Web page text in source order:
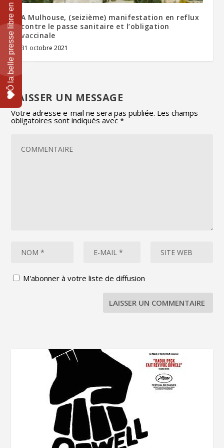
A Mulhouse, (seizième) manifestation en reflux
contre le passe sanitaire et l’obligation
vaccinale
31 octobre 2021
LAISSER UN MESSAGE
Votre adresse e-mail ne sera pas publiée. Les champs
obligatoires sont indiqués avec*
M'abonner à votre liste de diffusion